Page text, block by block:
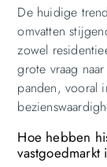
De huidige
omvatten
zowel
grote vraag
panden, vooral
Hoe hebben